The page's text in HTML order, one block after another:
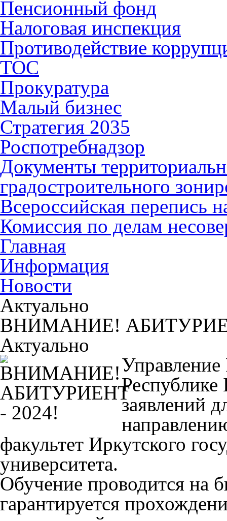
Пенсионный фонд
Налоговая инспекция
Противодействие
ТОС
Прокуратура
Малый бизнес
Стратегия 2035
Роспотребнадзор
Документы
градостроительного
Всероссийская перепись
Комиссия по делам
Главная
Информация
Новости
Актуально
ВНИМАНИЕ!
Актуально
Управление
Республике
заявлений
факультет Иркутского
университета.
Обучение проводится на
гарантируется